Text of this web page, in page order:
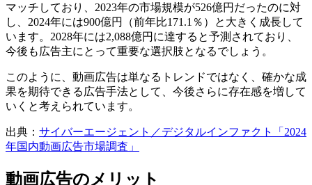
マッチしており、2023年の市場規模が526億円だったのに対
し、2024年には900億円（前年比171.1％）と大きく成長して
います。2028年には2,088億円に達すると予測されており、
今後も広告主にとって重要な選択肢となるでしょう。
このように、動画広告は単なるトレンドではなく、確かな成
果を期待できる広告手法として、今後さらに存在感を増して
いくと考えられています。
出典： サイバーエージェント／デジタルインファクト「2024
年国内動画広告市場調査」
動画広告のメリット